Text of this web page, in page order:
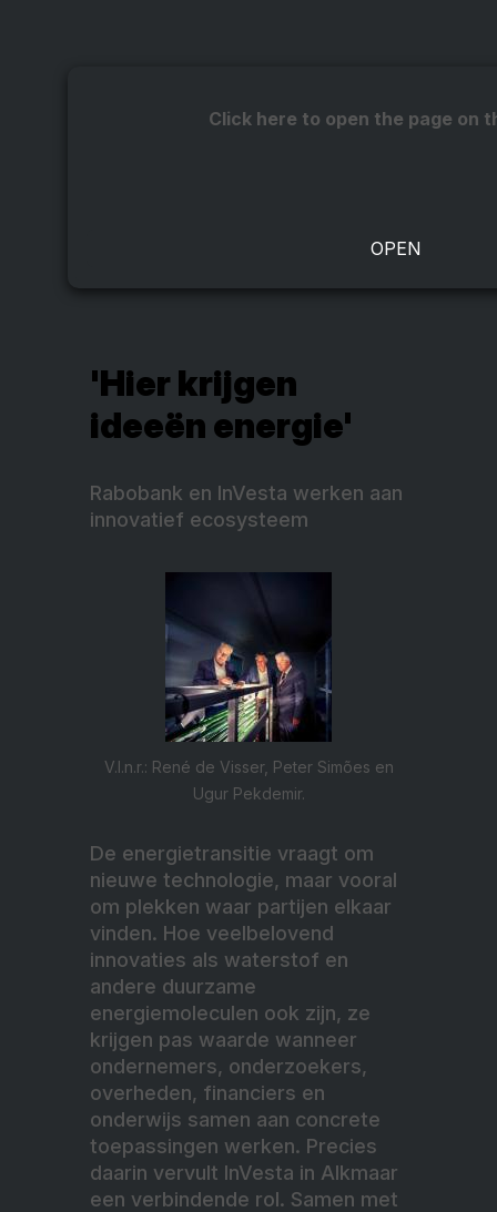
Click here to open the page on
'Hier krijgen
ideeën energie'
Rabobank en InVesta werken aan
innovatief ecosysteem
V.l.n.r.: René de Visser, Peter Simões en
Ugur Pekdemir.
De energietransitie vraagt om
nieuwe technologie, maar vooral
om plekken waar partijen elkaar
vinden. Hoe veelbelovend
innovaties als waterstof en
andere duurzame
energiemoleculen ook zijn, ze
krijgen pas waarde wanneer
ondernemers, onderzoekers,
overheden, financiers en
onderwijs samen aan concrete
toepassingen werken. Precies
daarin vervult InVesta in Alkmaar
een verbindende rol. Samen met